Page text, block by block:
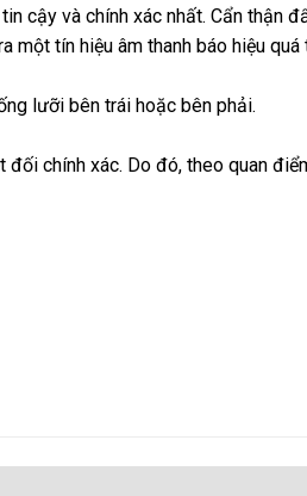
cậy và chính xác nhất. Cẩn thận
một tín hiệu âm thanh báo hiệu quá
lưỡi bên trái hoặc bên phải.
chính xác. Do đó, theo quan